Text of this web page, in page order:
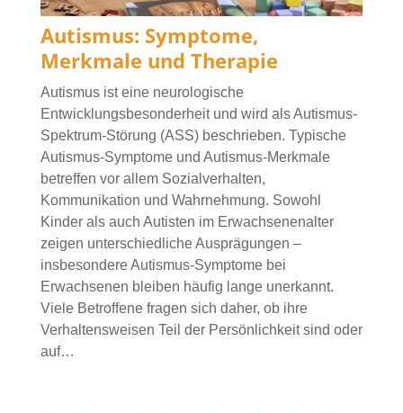
Autismus: Symptome,
Merkmale und Therapie
Autismus ist eine neurologische
Entwicklungsbesonderheit und wird als Autismus-
Spektrum-Störung (ASS) beschrieben. Typische
Autismus-Symptome und Autismus-Merkmale
betreffen vor allem Sozialverhalten,
Kommunikation und Wahrnehmung. Sowohl
Kinder als auch Autisten im Erwachsenenalter
zeigen unterschiedliche Ausprägungen –
insbesondere Autismus-Symptome bei
Erwachsenen bleiben häufig lange unerkannt.
Viele Betroffene fragen sich daher, ob ihre
Verhaltensweisen Teil der Persönlichkeit sind oder
auf…